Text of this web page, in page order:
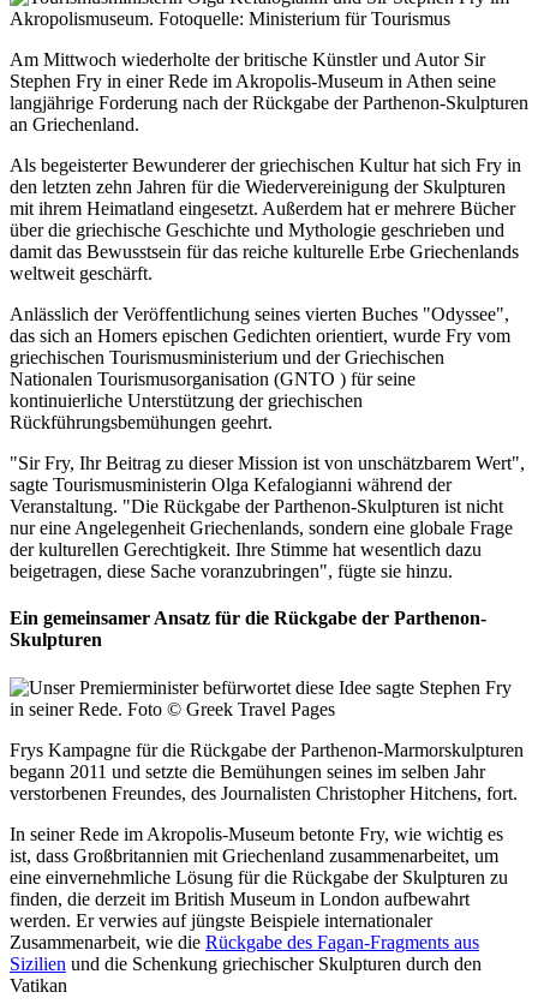
Am Mittwoch wiederholte der britische Künstler und Autor Sir
Stephen Fry in einer Rede im Akropolis-Museum in Athen seine
langjährige Forderung nach der Rückgabe derParthenon-Skulpturen
an Griechenland.
Als begeisterter Bewunderer der griechischen Kultur hat sich Fry in
den letzten zehn Jahren für die Wiedervereinigung der Skulpturen
mit ihrem Heimatland eingesetzt. Außerdem hat er mehrere Bücher
über die griechische Geschichte und Mythologie geschrieben und
damit das Bewusstsein für das reiche kulturelle Erbe Griechenlands
weltweit geschärft.
Anlässlich der Veröffentlichung seines vierten Buches "Odyssee",
das sich an Homers epischen Gedichten orientiert, wurde Fry vom
griechischen Tourismusministerium und der Griechischen
Nationalen Tourismusorganisation (GNTO ) für seine
kontinuierliche Unterstützung der griechischen
Rückführungsbemühungen geehrt.
"Sir Fry, Ihr Beitrag zu dieser Mission ist von unschätzbarem Wert",
sagte Tourismusministerin Olga Kefalogianni während der
Veranstaltung. "Die Rückgabe derParthenon-Skulpturen ist nicht
nur eine Angelegenheit Griechenlands, sondern eine globale Frage
der kulturellen Gerechtigkeit. Ihre Stimme hat wesentlich dazu
beigetragen, diese Sache voranzubringen", fügte sie hinzu.
Ein gemeinsamer Ansatz für die Rückgabe der Parthenon-
Skulpturen
Frys Kampagne für die Rückgabe der Parthenon-Marmorskulpturen
begann 2011 und setzte die Bemühungen seines im selben Jahr
verstorbenen Freundes, des Journalisten Christopher Hitchens, fort.
In seiner Rede im Akropolis-Museum betonte Fry, wie wichtig es
ist, dass Großbritannien mit Griechenland zusammenarbeitet, um
eine einvernehmliche Lösung für die Rückgabe der Skulpturen zu
finden, die derzeit im British Museum in London aufbewahrt
werden. Er verwies auf jüngste Beispiele internationaler
Zusammenarbeit, wie die Rückgabe des Fagan-Fragments aus
Sizilien und die Schenkung griechischer Skulpturen durch den
Vatikan